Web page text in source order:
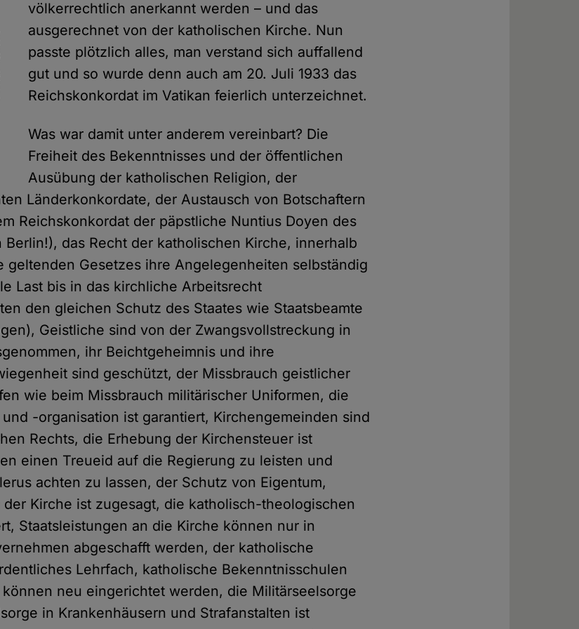
völkerrechtlich anerkannt werden – und das
ausgerechnet von der katholischen Kirche. Nun
passte plötzlich alles, man verstand sich auffallend
gut und so wurde denn auch am 20. Juli 1933 das
Reichskonkordat im Vatikan feierlich unterzeichnet.
Was war damit unter anderem vereinbart? Die
Freiheit des Bekenntnisses und der öffentlichen
Ausübung der katholischen Religion, der
Länderkonkordate, der Austausch von Botschaftern
Reichskonkordat der päpstliche Nuntius Doyen des
das Recht der katholischen Kirche, innerhalb
geltenden Gesetzes ihre Angelegenheiten selbständig
Last bis in das kirchliche Arbeitsrecht
den gleichen Schutz des Staates wie Staatsbeamte
Geistliche sind von der Zwangsvollstreckung in
ihr Beichtgeheimnis und ihre
sind geschützt, der Missbrauch geistlicher
wie beim Missbrauch militärischer Uniformen, die
-organisation ist garantiert, Kirchengemeinden sind
Rechts, die Erhebung der Kirchensteuer ist
einen Treueid auf die Regierung zu leisten und
achten zu lassen, der Schutz von Eigentum,
Kirche ist zugesagt, die katholisch-theologischen
Staatsleistungen an die Kirche können nur in
abgeschafft werden, der katholische
Lehrfach, katholische Bekenntnisschulen
neu eingerichtet werden, die Militärseelsorge
in Krankenhäusern und Strafanstalten ist